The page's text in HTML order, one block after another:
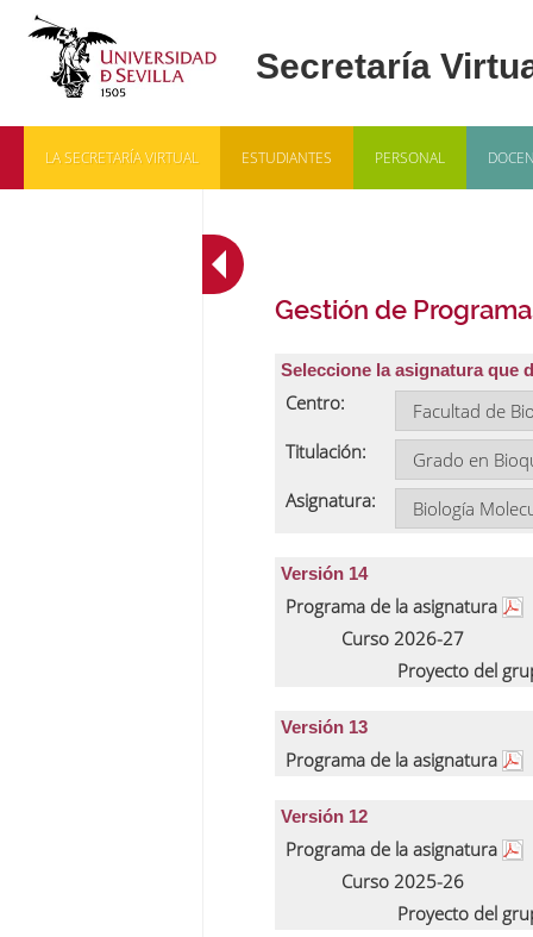
LA SECRETARÍA VIRTUAL ESTUDIANTES PERSONAL
Gestión de
Seleccione la asignatura que
Centro:
Titulación:
Asignatura:
Versión 14
Programa de la asignatura
Curso 2026-27
Proyecto del
Versión 13
Programa de la asignatura
Versión 12
Programa de la asignatura
Curso 2025-26
Proyecto del